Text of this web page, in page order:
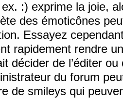
:) exprime la joie,
des émoticônes
Essayez
rapidement rendre
décider de l’éditer
du forum
de smileys qui